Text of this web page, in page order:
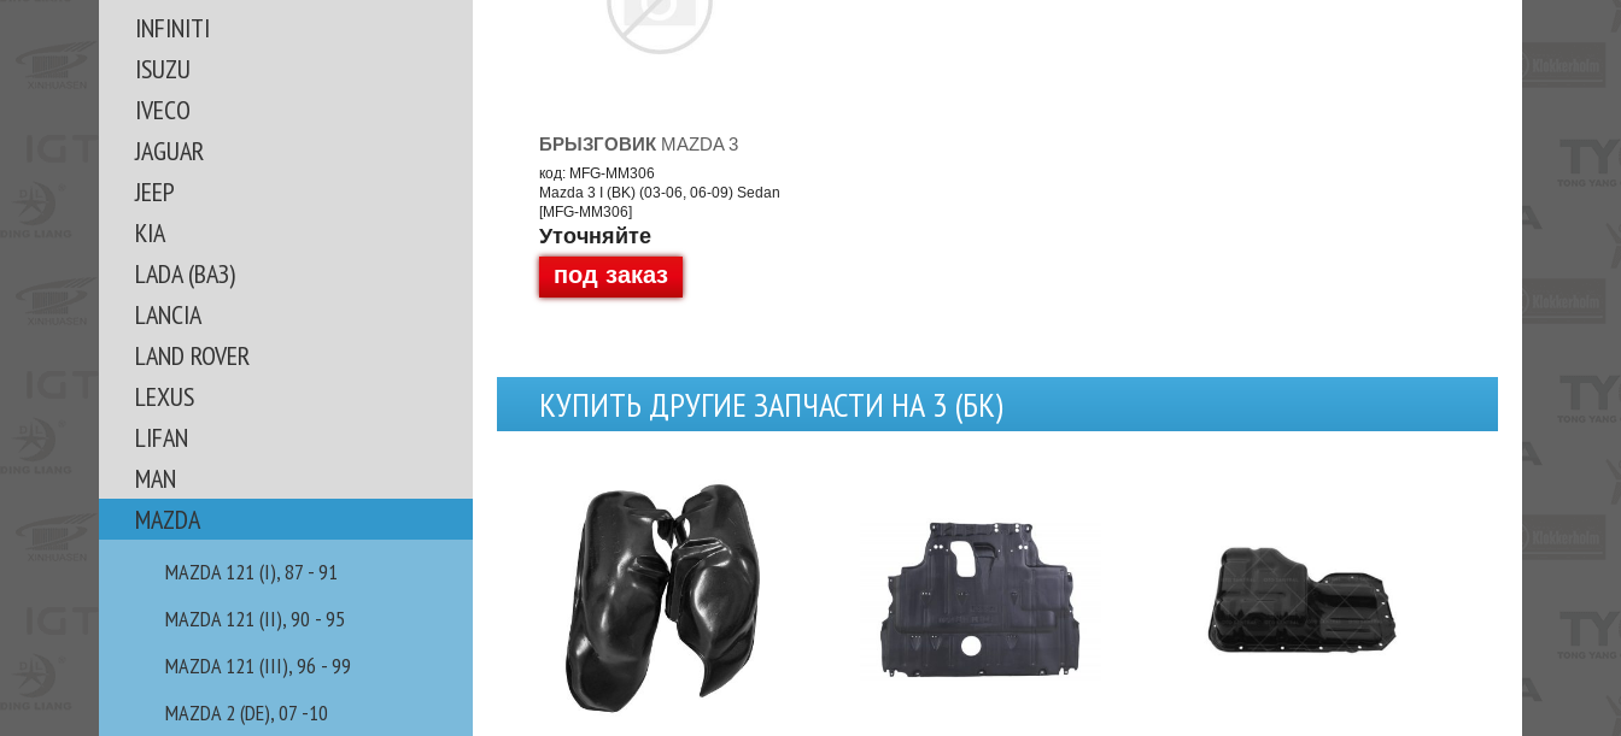
INFINITI
ISUZU
IVECO
JAGUAR
JEEP
KIA
LADA (ВАЗ)
LANCIA
LAND ROVER
LEXUS
LIFAN
MAN
MAZDA
MAZDA 121 (I), 87 - 91
MAZDA 121 (II), 90 - 95
MAZDA 121 (III), 96 - 99
MAZDA 2 (DE), 07 -10
БРЫЗГОВИК MAZDA 3
код: MFG-MM306
Mazda 3 I (BK) (03-06, 06-09) Sedan
[MFG-MM306]
Уточняйте
под заказ
КУПИТЬ ДРУГИЕ ЗАПЧАСТИ НА 3 (БК)